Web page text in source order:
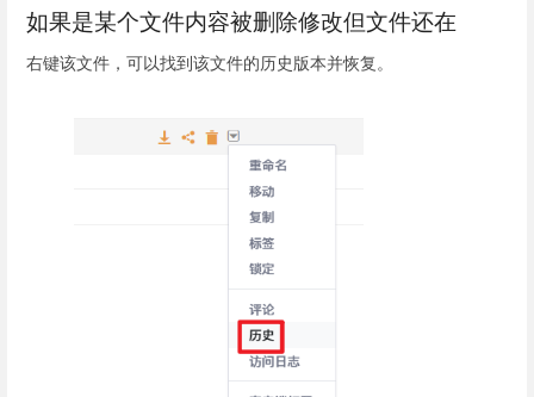
如果是某个文件内容被删除修改但文件还在
右键该文件，可以找到该文件的历史版本并恢复。